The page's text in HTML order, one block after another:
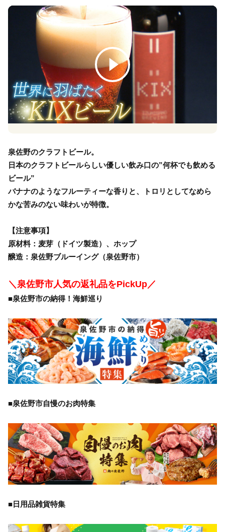
泉佐野のクラフトビール。
日本のクラフトビールらしい優しい飲み口の”何杯でも飲める
ビール”
バナナのようなフルーティーな香りと、トロリとしてなめら
かな苦みのない味わいが特徴。
【注意事項】
原材料：麦芽（ドイツ製造）、ホップ
醸造：泉佐野ブルーイング（泉佐野市）
＼泉佐野市人気の返礼品をPickUp／
■泉佐野市の納得！海鮮巡り
■泉佐野市自慢のお肉特集
■日用品雑貨特集